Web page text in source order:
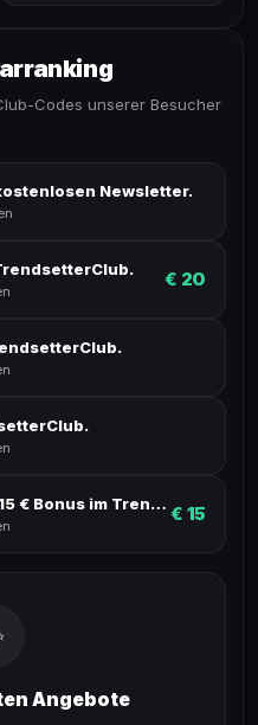
Codes unserer Besucher
Newsletter.
€ 20
Holen Sie sich einen 15 € Bonus im TrendsetterClub. € 15
Angebote